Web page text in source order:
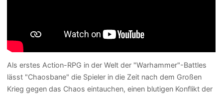
Als erstes Action-RPG in der Welt der "Warhammer"-Battles
lässt "Chaosbane" die Spieler in die Zeit nach dem Großen
Krieg gegen das Chaos eintauchen, einen blutigen Konflikt der